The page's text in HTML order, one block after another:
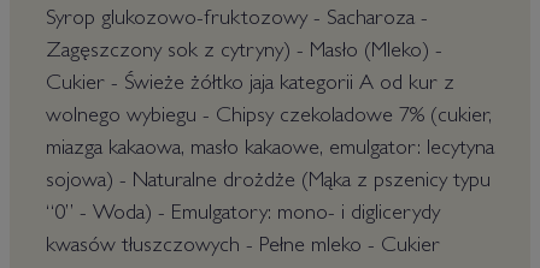
Syrop glukozowo-fruktozowy - Sacharoza -
Zagęszczony sok z cytryny) - Masło (Mleko) -
Cukier - Świeże żółtko jaja kategorii A od kur z
wolnego wybiegu - Chipsy czekoladowe 7% (cukier,
miazga kakaowa, masło kakaowe, emulgator: lecytyna
sojowa) - Naturalne drożdże (Mąka z pszenicy typu
‘‘0’’ - Woda) - Emulgatory: mono- i diglicerydy
kwasów tłuszczowych - Pełne mleko - Cukier